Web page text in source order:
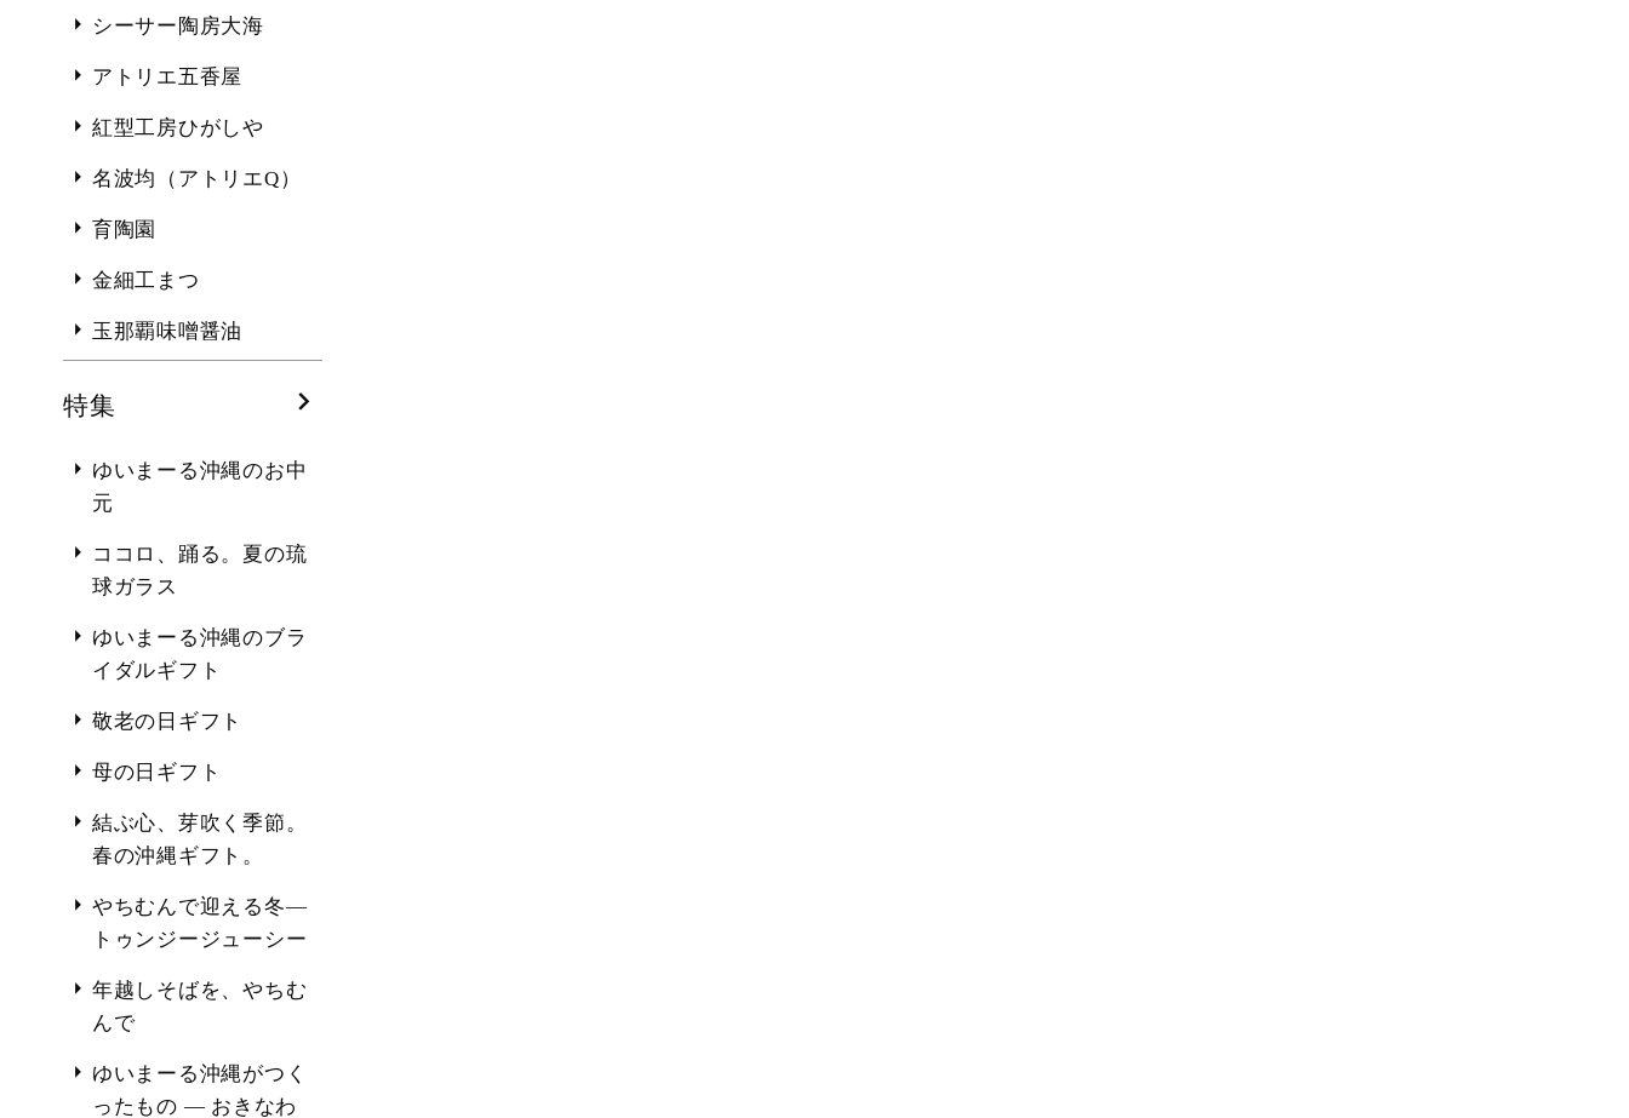
シーサー陶房大海
アトリエ五香屋
紅型工房ひがしや
名波均（アトリエQ）
育陶園
金細工まつ
玉那覇味噌醤油
特集
ゆいまーる沖縄のお中
元
ココロ、踊る。夏の琉
球ガラス
ゆいまーる沖縄のブラ
イダルギフト
敬老の日ギフト
母の日ギフト
結ぶ心、芽吹く季節。
春の沖縄ギフト。
やちむんで迎える冬―
トゥンジージューシー
年越しそばを、やちむ
んで
ゆいまーる沖縄がつく
ったもの ― おきなわ